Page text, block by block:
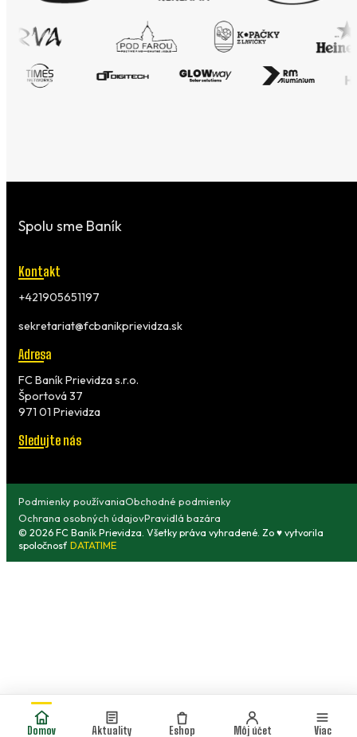
Spolu sme Baník
Kontakt
+421905651197
sekretariat@fcbanikprievidza.sk
Adresa
FC Baník Prievidza s.r.o.
Športová 37
971 01 Prievidza
Sledujte nás
© 2026 FC Baník Prievidza. Všetky práva vyhradené. Zo ♥ vytvorila
spoločnosť DATATIME
Podmienky používaniaObchodné podmienky
Ochrana osobných údajovPravidlá bazára
Domov Aktuality Eshop Môj účet Viac